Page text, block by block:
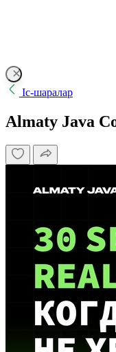
Іс-шаралар
Almaty Java